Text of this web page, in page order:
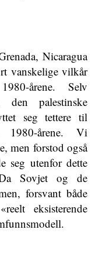
Nicaragua
vanskelige vilkår
årene. Selv
palestinske
seg tettere til
1980-årene. Vi
men forstod også
seg utenfor dette
Sovjet og de
forsvant både
eksisterende